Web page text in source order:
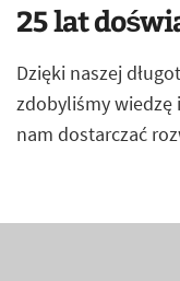
25 lat
Dzięki naszej
zdobyliśmy
nam dostarczać